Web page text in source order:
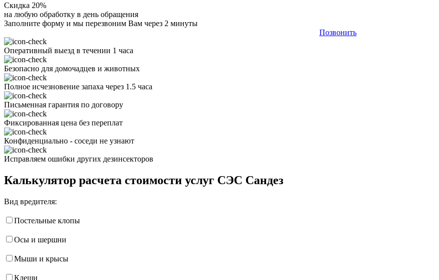
Скидка 20%
на любую обработку в день обращения
Заполните форму и мы перезвоним Вам через 2 минуты
Позвонить
Оперативный выезд в течении 1 часа
Безопасно для домочадцев и животных
Полное исчезновение запаха через 1.5 часа
Письменная гарантия по договору
Фиксированная цена без переплат
Конфиденциально - соседи не узнают
Исправляем ошибки других дезинсекторов
Калькулятор расчета стоимости услуг СЭС Сандез
Вид вредителя:
Постельные клопы
Осы и шершни
Мыши и крысы
Клещи